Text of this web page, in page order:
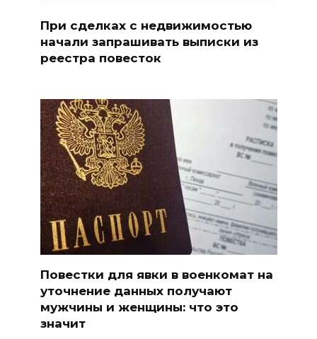
При сделках с недвижимостью
начали запрашивать выписки из
реестра повесток
Повестки для явки в военкомат на
уточнение данных получают
мужчины и женщины: что это
значит